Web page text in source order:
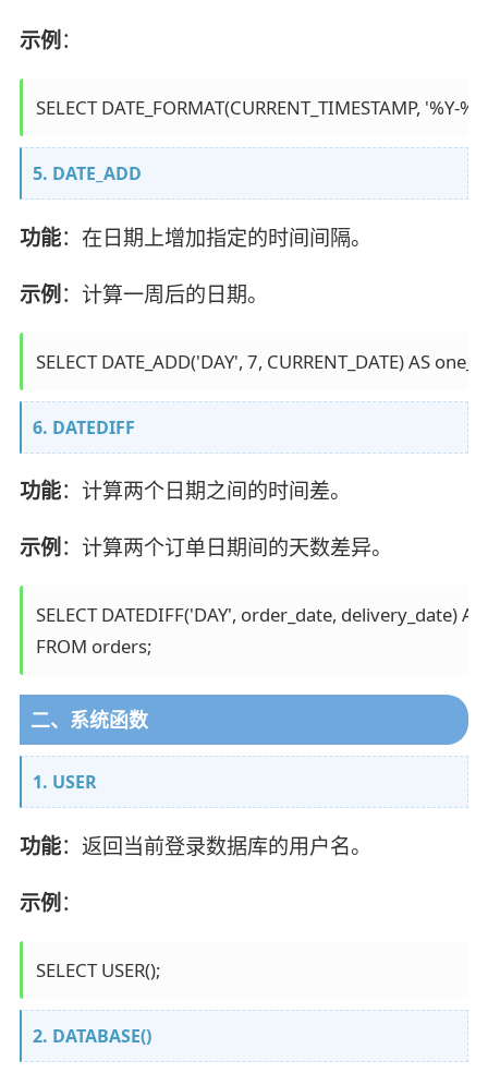
示例：
5. DATE_ADD
功能：在日期上增加指定的时间间隔。
示例：计算一周后的日期。
6. DATEDIFF
功能：计算两个日期之间的时间差。
示例：计算两个订单日期间的天数差异。
SELECT DATEDIFF('DAY', order_date, delivery_date)
FROM orders;
二、系统函数
1. USER
功能：返回当前登录数据库的用户名。
示例：
SELECT USER();
2. DATABASE()